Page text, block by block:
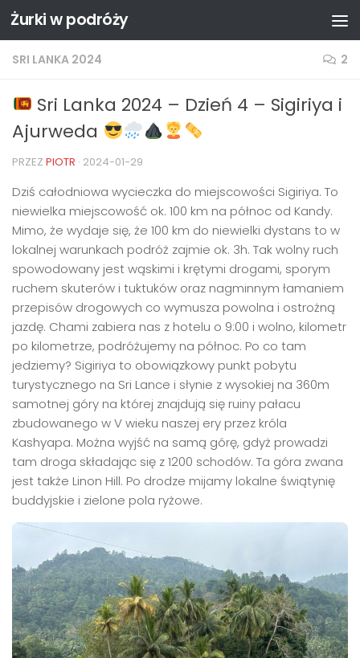
Przejdź do treści
Żurki w podróży
SRI LANKA 2024 2
Sri Lanka 2024 – Dzień 4 – Sigiriya i
Ajurweda
PRZEZ PIOTR · 2024-01-29
Dziś całodniowa wycieczka do miejscowości Sigiriya. To
niewielka miejscowość ok. 100 km na północ od Kandy.
Mimo, że wydaje się, że 100 km do niewielki dystans to w
lokalnej warunkach podróż zajmie ok. 3h. Tak wolny ruch
spowodowany jest wąskimi i krętymi drogami, sporym
ruchem skuterów i tuktuków oraz nagminnym łamaniem
przepisów drogowych co wymusza powolna i ostrożną
jazdę. Chami zabiera nas z hotelu o 9:00 i wolno, kilometr
po kilometrze, podróżujemy na północ. Po co tam
jedziemy? Sigiriya to obowiązkowy punkt pobytu
turystycznego na Sri Lance i słynie z wysokiej na 360m
samotnej góry na której znajdują się ruiny pałacu
zbudowanego w V wieku naszej ery przez króla
Kashyapa. Można wyjść na samą górę, gdyż prowadzi
tam droga składając się z 1200 schodów. Ta góra zwana
jest także Linon Hill. Po drodze mijamy lokalne świątynię
buddyjskie i zielone pola ryżowe.